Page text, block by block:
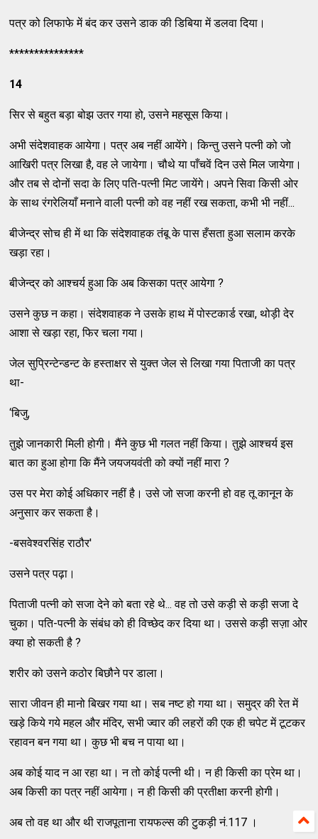
पत्र को लिफाफे में बंद कर उसने डाक की डिबिया में डलवा दिया।
***************
14
सिर से बहुत बड़ा बोझ उतर गया हो, उसने महसूस किया।
अभी संदेशवाहक आयेगा। पत्र अब नहीं आयेंगे। किन्तु उसने पत्नी को जो
आखिरी पत्र लिखा है, वह ले जायेगा। चौथे या पाँचवें दिन उसे मिल जायेगा।
और तब से दोनों सदा के लिए पति-पत्नी मिट जायेंगे। अपने सिवा किसी ओर
के साथ रंगरेलियाँ मनाने वाली पत्नी को वह नहीं रख सकता, कभी भी नहीं...
बीजेन्द्र सोच ही में था कि संदेशवाहक तंबू के पास हँसता हुआ सलाम करके
खड़ा रहा।
बीजेन्द्र को आश्चर्य हुआ कि अब किसका पत्र आयेगा ?
उसने कुछ न कहा। संदेशवाहक ने उसके हाथ में पोस्टकार्ड रखा, थोड़ी देर
आशा से खड़ा रहा, फिर चला गया।
जेल सुप्रिन्टेन्डन्ट के हस्ताक्षर से युक्त जेल से लिखा गया पिताजी का पत्र
था-
‘बिजु,
तुझे जानकारी मिली होगी। मैंने कुछ भी गलत नहीं किया। तुझे आश्चर्य इस
बात का हुआ होगा कि मैंने जयजयवंती को क्यों नहीं मारा ?
उस पर मेरा कोई अधिकार नहीं है। उसे जो सजा करनी हो वह तू कानून के
अनुसार कर सकता है।
-बसवेश्वरसिंह राठौर'
उसने पत्र पढ़ा।
पिताजी पत्नी को सजा देने को बता रहे थे... वह तो उसे कड़ी से कड़ी सजा दे
चुका। पति-पत्नी के संबंध को ही विच्छेद कर दिया था। उससे कड़ी सज़ा ओर
क्या हो सकती है ?
शरीर को उसने कठोर बिछौने पर डाला।
सारा जीवन ही मानो बिखर गया था। सब नष्ट हो गया था। समुद्र की रेत में
खड़े किये गये महल और मंदिर, सभी ज्वार की लहरों की एक ही चपेट में टूटकर
रहावन बन गया था। कुछ भी बच न पाया था।
अब कोई याद न आ रहा था। न तो कोई पत्नी थी। न ही किसी का प्रेम था।
अब किसी का पत्र नहीं आयेगा। न ही किसी की प्रतीक्षा करनी होगी।
अब तो वह था और थी राजपूताना रायफल्स की टुकड़ी नं.117 ।